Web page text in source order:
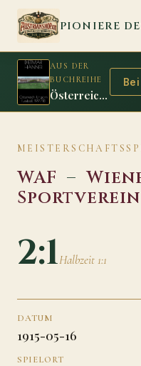
Zum Inhalt springen
PIONIERE
AUS DER
BUCHREIHE
Österreich Ungarn Fussball 1917/18
WAF –
Sportverein
2:1Halbzeit 1:1
DATUM
1915-05-16
SPIELORT